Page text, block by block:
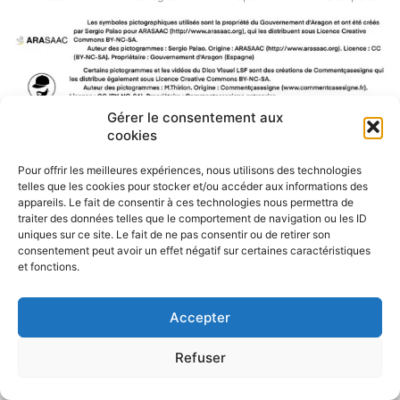
Gérer le consentement aux
cookies
Pour offrir les meilleures expériences, nous utilisons des technologies
telles que les cookies pour stocker et/ou accéder aux informations des
appareils. Le fait de consentir à ces technologies nous permettra de
traiter des données telles que le comportement de navigation ou les ID
uniques sur ce site. Le fait de ne pas consentir ou de retirer son
consentement peut avoir un effet négatif sur certaines caractéristiques
et fonctions.
Accepter
Refuser
c
e
b
o
o
W
a
t
s
A
p
s
s
e
n
g
r
t
a
g
e